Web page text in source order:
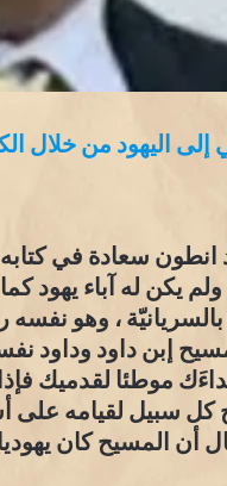
إلى اليهود من خلال
انطون سعادة في
يكن له آباء يهود
، وهو
إبن داود وداود
سبيل لقيامه على
أن المسيح كان